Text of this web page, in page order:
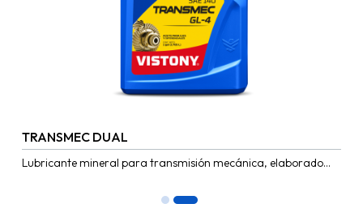
TRANSMEC DUAL
Lubricante mineral para transmisión mecánica, elaborado